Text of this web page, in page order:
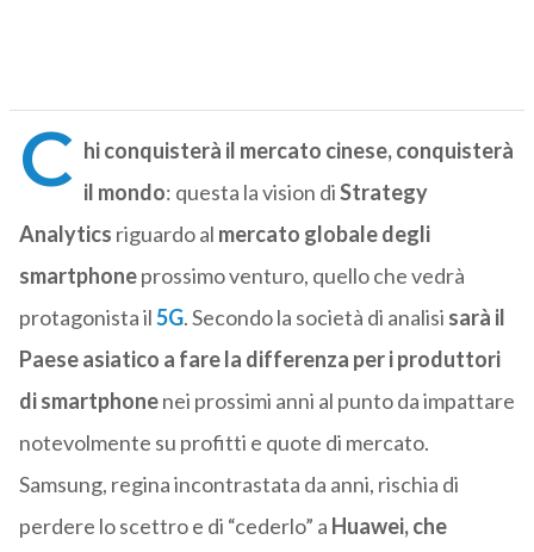
C hi conquisterà il mercato cinese, conquisterà
il mondo: questa la vision diStrategy
Analytics riguardo al mercato globale degli
smartphoneprossimo venturo, quello che vedrà
protagonista il5G. Secondo la società di analisi sarà il
Paese asiatico a fare la differenza per i produttori
di smartphonenei prossimi anni al punto da impattare
notevolmente su profitti e quote di mercato.
Samsung, regina incontrastata da anni, rischia di
perdere lo scettro e di “cederlo” a Huawei, che